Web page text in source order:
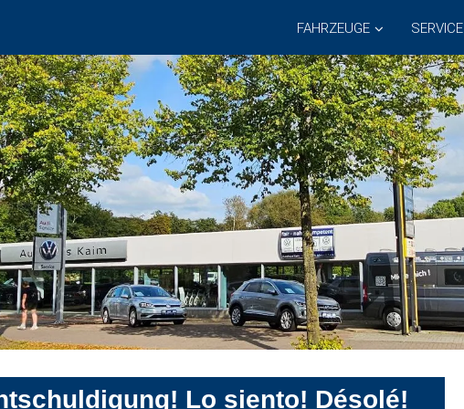
FAHRZEUGE SERVICE
Lo siento! Désolé!